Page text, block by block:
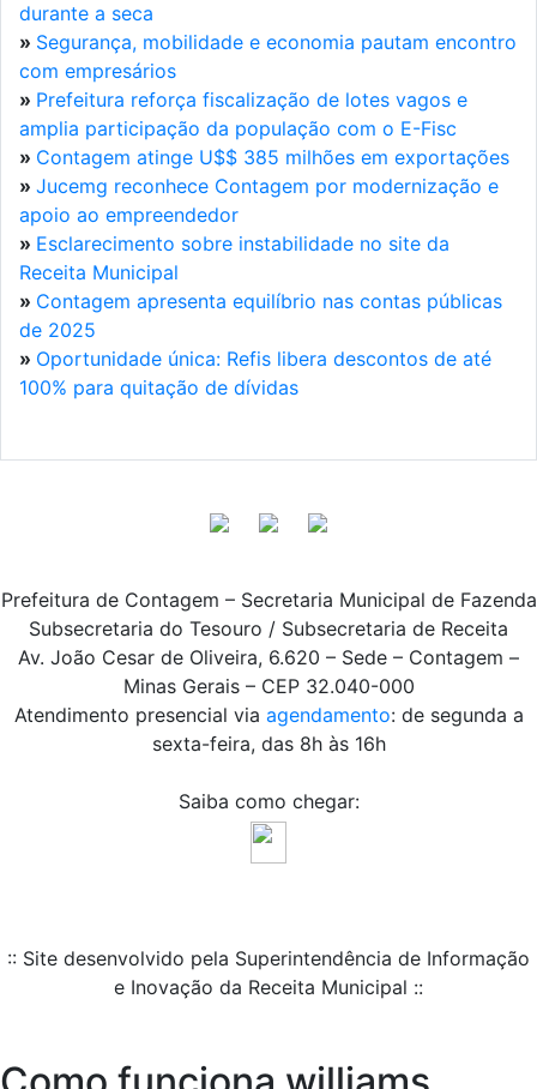
durante a seca
» Segurança, mobilidade e economia pautam encontro
com empresários
» Prefeitura reforça fiscalização de lotes vagos e
amplia participação da população com o E-Fisc
» Contagem atinge U$$ 385 milhões em exportações
» Jucemg reconhece Contagem por modernização e
apoio ao empreendedor
» Esclarecimento sobre instabilidade no site da
Receita Municipal
» Contagem apresenta equilíbrio nas contas públicas
de 2025
» Oportunidade única: Refis libera descontos de até
100% para quitação de dívidas
Prefeitura de Contagem – Secretaria Municipal de Fazenda
Subsecretaria do Tesouro / Subsecretaria de Receita
Av. João Cesar de Oliveira, 6.620 – Sede – Contagem –
Minas Gerais – CEP 32.040-000
Atendimento presencial via agendamento: de segunda a
sexta-feira, das 8h às 16h
Saiba como chegar:
:: Site desenvolvido pela Superintendência de Informação
e Inovação da Receita Municipal ::